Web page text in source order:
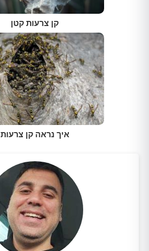
קן צרעות קטן
איך נראה קן צרעות